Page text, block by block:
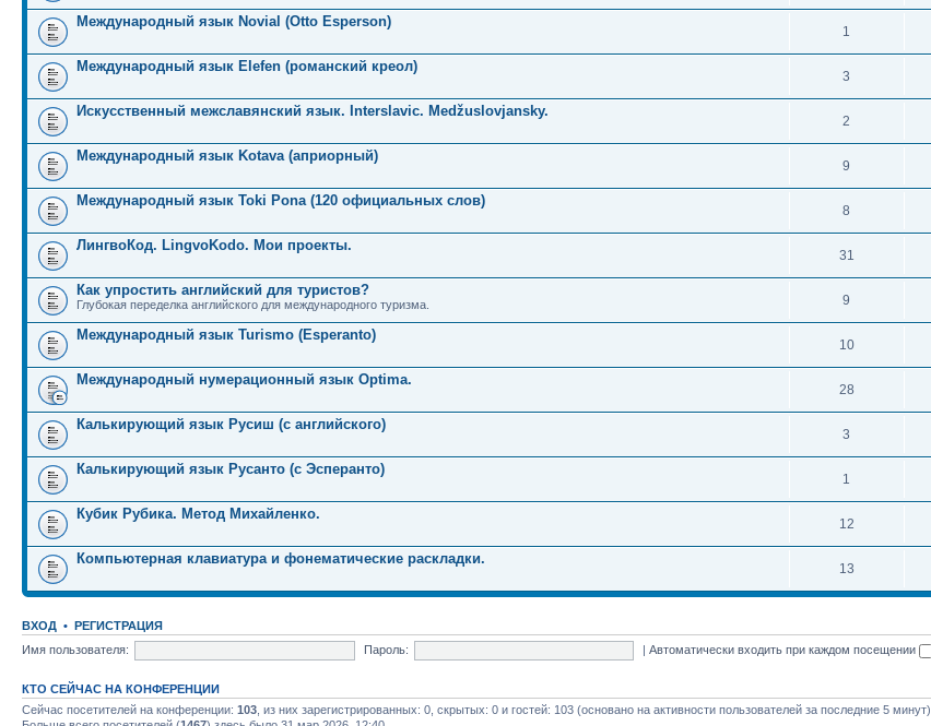
Международный язык Novial (Otto Esperson)
1
Международный язык Elefen (романский креол)
3
Искусственный межславянский язык. Interslavic. Medžuslovjansky.
2
Международный язык Kotava (априорный)
9
Международный язык Toki Pona (120 официальных слов)
8
ЛингвоКод. LingvoKodo. Мои проекты.
31
Как упростить английский для туристов?
Глубокая переделка английского для международного туризма. 9
Международный язык Turismo (Esperanto)
10
Международный нумерационный язык Optima.
28
Калькирующий язык Русиш (с английского)
3
Калькирующий язык Русанто (с Эсперанто)
1
Кубик Рубика. Метод Михайленко.
12
Компьютерная клавиатура и фонематические раскладки.
13
ВХОД • РЕГИСТРАЦИЯ
Имя пользователя:
Пароль: |Автоматически входить при каждом посещении
КТО СЕЙЧАС НА КОНФЕРЕНЦИИ
Сейчас посетителей на конференции: 103 , из них зарегистрированных: 0, скрытых: 0 и гостей: 103 (основано на активности пользователей за последние 5 минут)